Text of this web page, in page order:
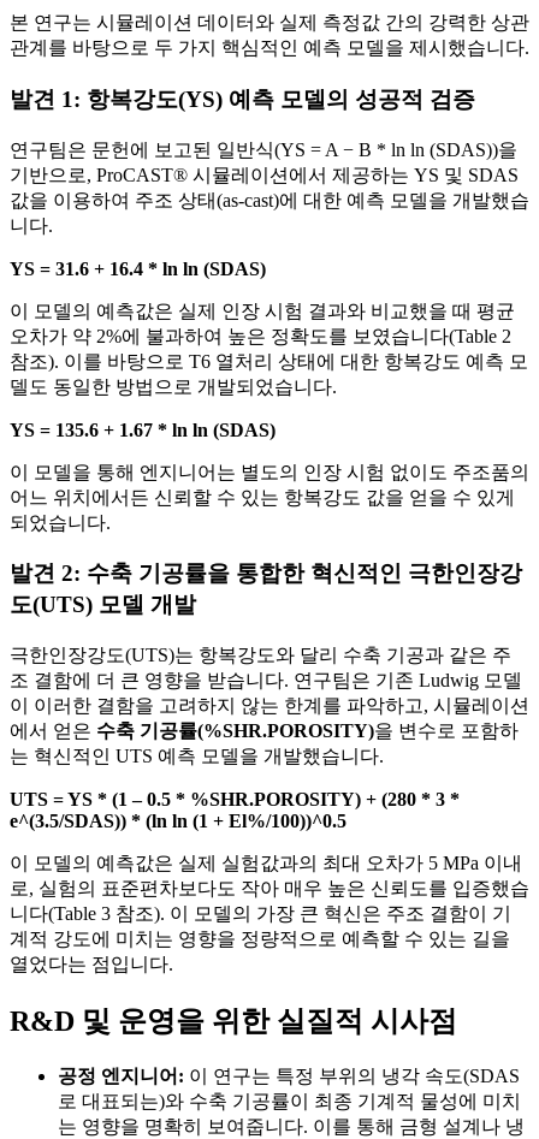
본 연구는 시뮬레이션 데이터와 실제 측정값 간의 강력한 상관
관계를 바탕으로 두 가지 핵심적인 예측 모델을 제시했습니다.
발견 1: 항복강도(YS) 예측 모델의 성공적 검증
연구팀은 문헌에 보고된 일반식(YS = A − B * ln ln (SDAS))을
기반으로, ProCAST® 시뮬레이션에서 제공하는 YS 및 SDAS
값을 이용하여 주조 상태(as-cast)에 대한 예측 모델을 개발했습
니다.
YS = 31.6 + 16.4 * ln ln (SDAS)
이 모델의 예측값은 실제 인장 시험 결과와 비교했을 때 평균
오차가 약 2%에 불과하여 높은 정확도를 보였습니다(Table 2
참조). 이를 바탕으로 T6 열처리 상태에 대한 항복강도 예측 모
델도 동일한 방법으로 개발되었습니다.
YS = 135.6 + 1.67 * ln ln (SDAS)
이 모델을 통해 엔지니어는 별도의 인장 시험 없이도 주조품의
어느 위치에서든 신뢰할 수 있는 항복강도 값을 얻을 수 있게
되었습니다.
발견 2: 수축 기공률을 통합한 혁신적인 극한인장강
도(UTS) 모델 개발
극한인장강도(UTS)는 항복강도와 달리 수축 기공과 같은 주
조 결함에 더 큰 영향을 받습니다. 연구팀은 기존 Ludwig 모델
이 이러한 결함을 고려하지 않는 한계를 파악하고, 시뮬레이션
에서 얻은 수축 기공률(%SHR.POROSITY)을 변수로 포함하
는 혁신적인 UTS 예측 모델을 개발했습니다.
UTS = YS * (1 – 0.5 * %SHR.POROSITY) + (280 * 3 *
e^(3.5/SDAS)) * (ln ln (1 + El%/100))^0.5
이 모델의 예측값은 실제 실험값과의 최대 오차가 5 MPa 이내
로, 실험의 표준편차보다도 작아 매우 높은 신뢰도를 입증했습
니다(Table 3 참조). 이 모델의 가장 큰 혁신은 주조 결함이 기
계적 강도에 미치는 영향을 정량적으로 예측할 수 있는 길을
열었다는 점입니다.
R&D 및 운영을 위한 실질적 시사점
공정 엔지니어: 이 연구는 특정 부위의 냉각 속도(SDAS
로 대표되는)와 수축 기공률이 최종 기계적 물성에 미치
는 영향을 명확히 보여줍니다. 이를 통해 금형 설계나 냉